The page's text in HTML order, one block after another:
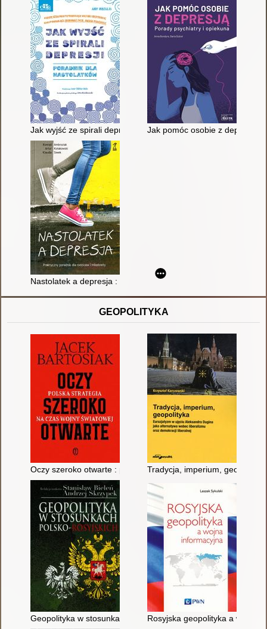
Jak wyjść ze spirali depresji : poradnik dla nastolatków :
Jak pomóc osobie z depresją?
Nastolatek a depresja : praktyczny poradnik dla rodziców i
GEOPOLITYKA
Oczy szeroko otwarte : polska strategia na czas wojny
Tradycja, imperium,
Geopolityka w stosunkach polsko-rosyjskichRosyjska geopolityka a wojna